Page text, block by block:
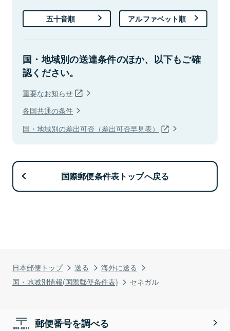
日本郵便トップ 送る
海外に送る
国・地域別情報(国際郵便条件表)
セネガル
五十音順 アルファベット順
国・地域別の送達条件のほか、以下もご確
認ください。
重要なお知らせ
各国共通の条件
国・地域別の差出可否（差出可否早見表）
国際郵便条件表トップへ戻る
郵便番号を調べる